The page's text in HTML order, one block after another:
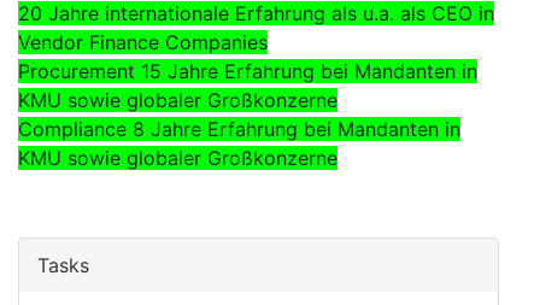
20 Jahre internationale Erfahrung als u.a. als CEO in
Vendor Finance Companies
Procurement 15 Jahre Erfahrung bei Mandanten in
KMU sowie globaler Großkonzerne
Compliance 8 Jahre Erfahrung bei Mandanten in
KMU sowie globaler Großkonzerne
Tasks